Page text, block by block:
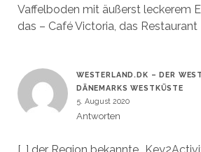
Vaffelboden mit äußerst leckerem
das – Café Victoria, das Restaurant
WESTERLAND.DK – DER
DÄNEMARKS WESTKÜSTE
5. August 2020
Antworten